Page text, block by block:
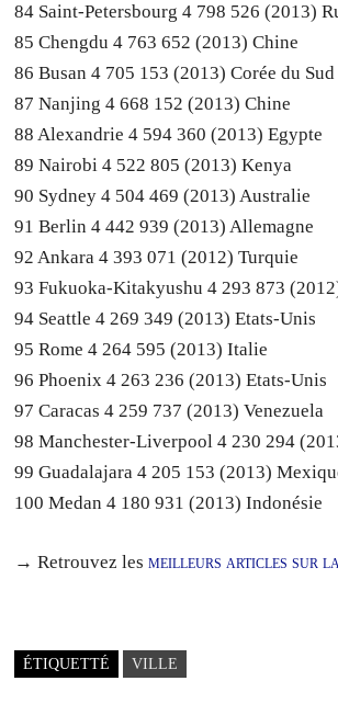
84 Saint-Petersbourg 4 798 526 (2013)
85 Chengdu 4 763 652 (2013) Chine
86 Busan 4 705 153 (2013) Corée du Sud
87 Nanjing 4 668 152 (2013) Chine
88 Alexandrie 4 594 360 (2013) Egypte
89 Nairobi 4 522 805 (2013) Kenya
90 Sydney 4 504 469 (2013) Australie
91 Berlin 4 442 939 (2013) Allemagne
92 Ankara 4 393 071 (2012) Turquie
93 Fukuoka-Kitakyushu 4 293 873
94 Seattle 4 269 349 (2013) Etats-Unis
95 Rome 4 264 595 (2013) Italie
96 Phoenix 4 263 236 (2013) Etats-Unis
97 Caracas 4 259 737 (2013) Venezuela
98 Manchester-Liverpool 4 230 294
99 Guadalajara 4 205 153 (2013)
100 Medan 4 180 931 (2013) Indonésie
→ Retrouvez lesmeilleurs articles sur
ÉTIQUETTÉ VILLE